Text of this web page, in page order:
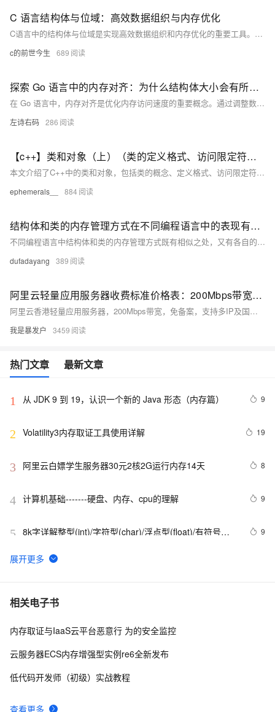
C 语言结构体与位域：高效数据组织与内存优化
C语言中的结构体与位域是实现高效数据组织和内存优化的重要工具。结构体允许将不同类型的数据组合成一个整体，而位域则进一步允许对结构体成员的位进行精细控制，以节省内存空间。两者结合使用，可在嵌入式系统等资源受限环境中发挥巨大作用。
c的前世今生 689
探索 Go 语言中的内存对齐：为什么结构体大小会有所不同？
在 Go 语言中，内存对齐是优化内存访问速度的重要概念。通过调整数据在内存中的位置，编译器确保不同类型的数据能够高效访问。本文通过示例代码展示了两个结构体 `A` 和 `B`，尽管字段相同但排列不同，导致内存占用分别为 40 字节和 48 字节。通过分析内存布局，解释了内存对齐的原因，并提供了优化结构体字段顺序的方法，以减少内存填充，提高性能。
左诗右码 286
【c++】类和对象（上）（类的定义格式、访问限定符、类域、类的实例化、对象的内存大小、this指针）
本文介绍了C++中的类和对象，包括类的概念、定义格式、访问限定符、类域、对象的创建及内存大小、以及this指针。通过示例代码详细解释了类的定义、成员函数和成员变量的作用，以及如何使用访问限定符控制成员的访问权限。此外，还讨论了对象的内存分配规则和this指针的使用场景，帮助读者深入理解面向对象编程的核心概念。
ephemerals__ 884
结构体和类的内存管理方式在不同编程语言中的表现有何异同？
不同编程语言中结构体和类的内存管理方式既有相似之处，又有各自的特点。了解这些异同点有助于开发者在不同的编程语言中更有效地使用结构体和类来进行编程，合理地管理内存，提高程序的性能和可靠性。
dufadayang 389
阿里云轻量应用服务器收费标准价格表：200Mbps带宽、CPU内存及存储配置详解
阿里云香港轻量应用服务器，200Mbps带宽，免备案，支持多IP及国际线路，月租25元起，年付享8.5折优惠，适用于网站、应用等多种场景。
我是暴发户 3459
热门文章 最新文章
1 从 JDK 9 到 19，认识一个新的 Java 形态（内存篇） 9
2 Volatility3内存取证工具使用详解 19
3 阿里云白嫖学生服务器30元2核2G运行内存14天 8
4 计算机基础-------硬盘、内存、cpu的理解 9
5 8k字详解整型(int)/字符型(char)/浮点型(float)/有符号
内功修炼/C语言】
9
6
【Java技术指南】「序列化系列」深入挖掘FST快速序
7 JVM运行时内存结构
8 在IE下的JS编程需注意的内存释放问题
相关电子书
查看更多
内存取证与IaaS云平台恶意行 为的安全监控
云服务器ECS内存增强型实例re6全新发布
低代码开发师（初级）实战教程